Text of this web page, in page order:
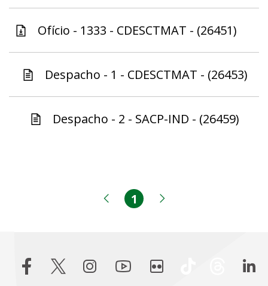
Ofício - 1333 - CDESCTMAT - (26451)
Despacho - 1 - CDESCTMAT - (26453)
Despacho - 2 - SACP-IND - (26459)
Página anterior
Página
1